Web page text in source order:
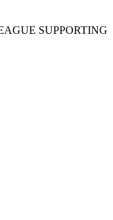
SUPPORTING